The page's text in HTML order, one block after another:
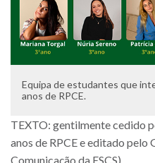
Equipa de estudantes que
anos de RPCE.
TEXTO: gentilmente cedido
anos de RPCE e editado pelo
Comunicação da ESCS).